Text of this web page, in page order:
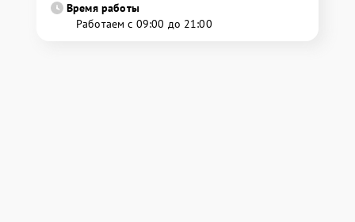
Время работы
Работаем с 09:00 до 21:00